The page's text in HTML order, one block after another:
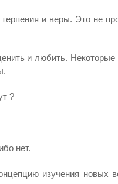
и веры. Это не
и любить. Некоторые
?
нет.
изучения новых